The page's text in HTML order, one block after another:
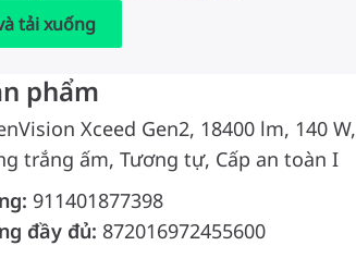
tải xuống
phẩm
Xceed Gen2, 18400 lm, 140 W,
trắng ấm, Tương tự, Cấp an toàn I
911401877398
đầy đủ: 872016972455600